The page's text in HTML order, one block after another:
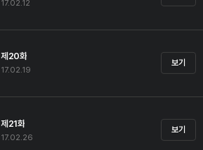
17.02.12
제20화
17.02.19
보기
제21화
17.02.26
보기